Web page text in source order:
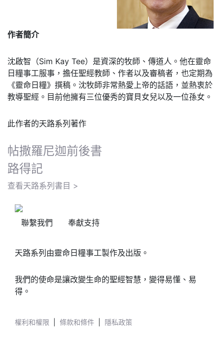
作者簡介
沈啟智（Sim Kay Tee）是資深的牧師、傳道人。他在靈命
日糧事工服事，擔任聖經教師、作者以及審稿者，也定期為
《靈命日糧》撰稿。沈牧師非常熱愛上帝的話語，並熱衷於
教導聖經。目前他擁有三位優秀的寶貝女兒以及一位孫女。
此作者的天路系列著作
帖撒羅尼迦前後書
路得記
查看天路系列書目 >
聯繫我們 奉獻支持
天路系列由靈命日糧事工製作及出版。
我們的使命是讓改變生命的聖經智慧，變得易懂、易
得。
權利和權限 條款和條件 隱私政策